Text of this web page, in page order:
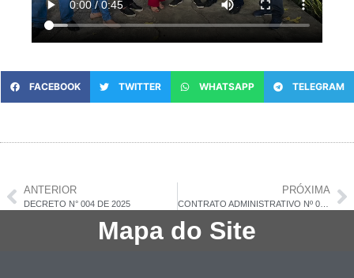
FACEBOOK TWITTER WHATSAPP TELEGRAM
ANTERIOR
DECRETO N° 004 DE 2025
PRÓXIMA
CONTRATO ADMINISTRATIVO Nº 023/2025 – AUTORIZAÇÃO
Mapa do Site